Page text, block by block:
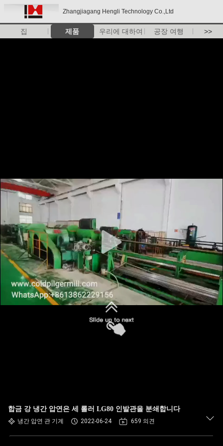
Zhangjiagang Hengli Technology Co.,Ltd
집 제품 우리에 대하여 공장 여행 >>
합금 강 냉간 압연은 세 롤러 LG80 인발관을 분쇄합니다
냉간 압연 관 기계 2022-06-24 659 의견